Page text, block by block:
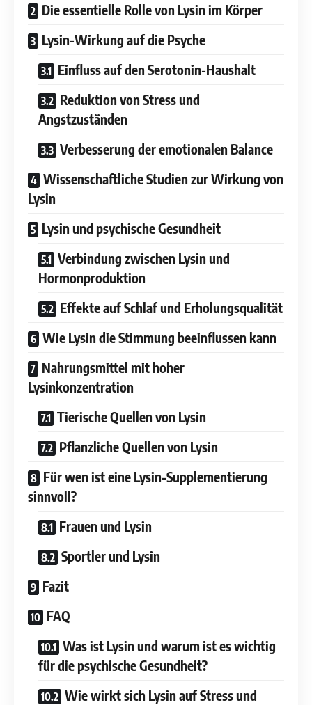
Die essentielle Rolle von Lysin im Körper
Lysin-Wirkung auf die Psyche
Einfluss auf den Serotonin-Haushalt
Reduktion von Stress und
Angstzuständen
Verbesserung der emotionalen Balance
Wissenschaftliche Studien zur Wirkung von
Lysin
Lysin und psychische Gesundheit
Verbindung zwischen Lysin und
Hormonproduktion
Effekte auf Schlaf und Erholungsqualität
Wie Lysin die Stimmung beeinflussen kann
Nahrungsmittel mit hoher
Lysinkonzentration
Tierische Quellen von Lysin
Pflanzliche Quellen von Lysin
Für wen ist eine Lysin-Supplementierung
sinnvoll?
Frauen und Lysin
Sportler und Lysin
Fazit
FAQ
Was ist Lysin und warum ist es wichtig
für die psychische Gesundheit?
Wie wirkt sich Lysin auf Stress und